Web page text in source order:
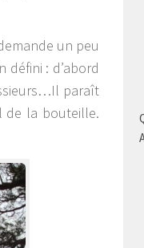
un peu
: d’abord
paraît
de la bouteille.